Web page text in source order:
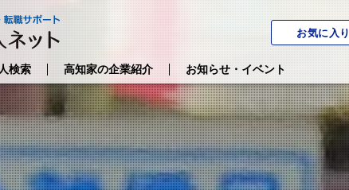
お気に入り
検索 高知家の企業紹介 お知らせ・イベント